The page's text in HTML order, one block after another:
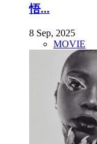
悟...
8 Sep, 2025
MOVIE